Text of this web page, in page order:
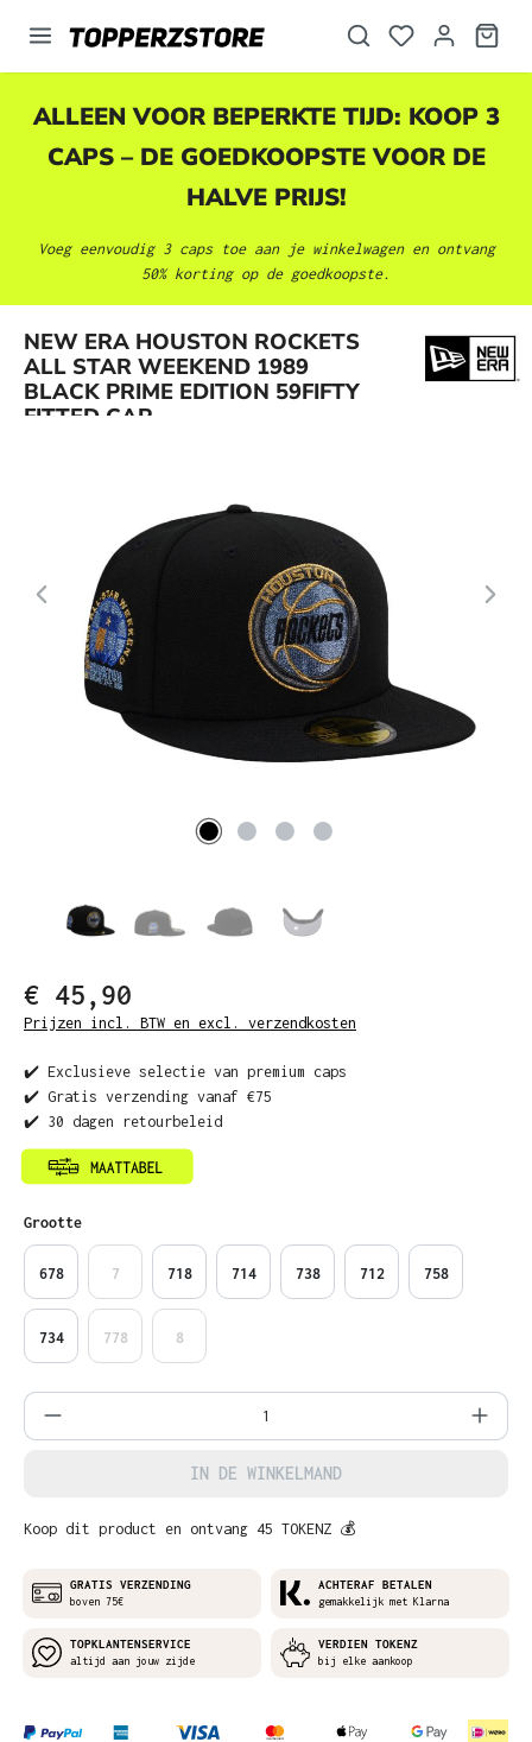
ALLEEN VOOR BEPERKTE TIJD: KOOP 3
CAPS – DE GOEDKOOPSTE VOOR DE
HALVE PRIJS!
Voeg eenvoudig 3 caps toe aan je winkelwagen en ontvang
50% korting op de goedkoopste.
NEW ERA HOUSTON ROCKETS
ALL STAR WEEKEND 1989
BLACK PRIME EDITION 59FIFTY
FITTED CAP
Afbeeldingengalerij overslaan
€ 45,90
Prijzen incl. BTW en excl. verzendkosten
✔️ Exclusieve selectie van premium caps
✔️ Gratis verzending vanaf €75
✔️ 30 dagen retourbeleid
Selecteer
Grootte
678 7 718 714 738 712 758
734 778 8
Producthoeveelheid: Voer de gewenste
IN DE WINKELMAND
Koop dit product en ontvang 45 TOKENZ 💰
GRATIS VERZENDING
boven 75€
ACHTERAF BETALEN
gemakkelijk met Klarna
TOPKLANTENSERVICE
altijd aan jouw zijde
VERDIEN TOKENZ
bij elke aankoop